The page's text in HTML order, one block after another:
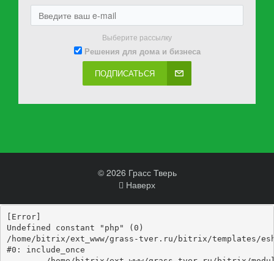
Выберите рассылку
Решения для дома и бизнеса
ПОДПИСАТЬСЯ
© 2026 Грасс Тверь
Наверх
[Error]
Undefined constant "php" (0)
/home/bitrix/ext_www/grass-tver.ru/bitrix/templates/
#0: include_once